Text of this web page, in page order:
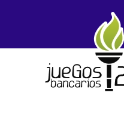
Skip to main content